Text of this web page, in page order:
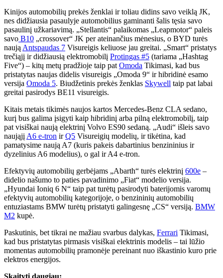
Kinijos automobilių prekės ženklai ir toliau didins savo veiklą JK,
nes didžiausia pasaulyje automobilius gaminanti šalis tęsia savo
pasaulinį užkariavimą. „Stellantis“ palaikomas „Leapmotor“ paleis
savo B10 „crossover“ JK per ateinančius mėnesius, o BYD turės
naują Antspaudas 7 Visureigis keliuose jau greitai. „Smart“ pristatys
trečiąjį ir didžiausią elektromobilį Protingas #5 (tariama „Hashtag
Five“) – kitų metų pradžioje taip pat Omoda Tikimasi, kad bus
pristatytas naujas didelis visureigis „Omoda 9“ ir hibridinė esamo
versija Omoda 5. Biudžetinis prekės ženklas Skywell taip pat labai
greitai pasirodys BE11 visureigis.
Kitais metais tikimės naujos kartos Mercedes-Benz CLA sedano,
kurį bus galima įsigyti kaip hibridinį arba pilną elektromobilį, taip
pat visiškai naują elektrinį Volvo ES90 sedaną. „Audi“ išleis savo
naująjį A6 e-tron irQ5 Visureigių modelių, ir tikėtina, kad
pamatysime naują A7 (kuris pakeis dabartinius benzininius ir
dyzelinius A6 modelius), o gal ir A4 e-tron.
Efektyvių automobilių gerbėjams „Abarth“ turės elektrinį 600e –
didelio našumo to paties pavadinimo „Fiat“ modelio versija.
„Hyundai Ioniq 6 N“ taip pat turėtų pasirodyti baterijomis varomų
efektyvių automobilių kategorijoje, o benzininių automobilių
entuziastams BMW turėtų pristatyti galingesnę „CS“ versiją. BMW
M2 kupė.
Paskutinis, bet tikrai ne mažiau svarbus dalykas, Ferrari Tikimasi,
kad bus pristatytas pirmasis visiškai elektrinis modelis – tai lūžio
momentas automobilių pramonėje pereinant nuo iškastinio kuro prie
elektros energijos.